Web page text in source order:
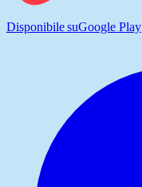
Disponibile suGoogle Play